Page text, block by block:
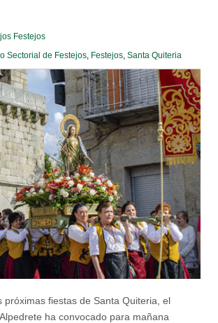
Festejos
Sectorial de Festejos Festejos Santa Quiteria
próximas fiestas de Santa Quiteria, el
ha convocado para mañana